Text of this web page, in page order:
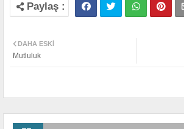
DAHA ESKI
Mutluluk